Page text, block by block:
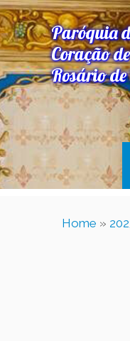
Paróquia
Coração
Rosário
Home »